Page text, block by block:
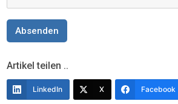
Artikel teilen ..
LinkedIn X Facebook